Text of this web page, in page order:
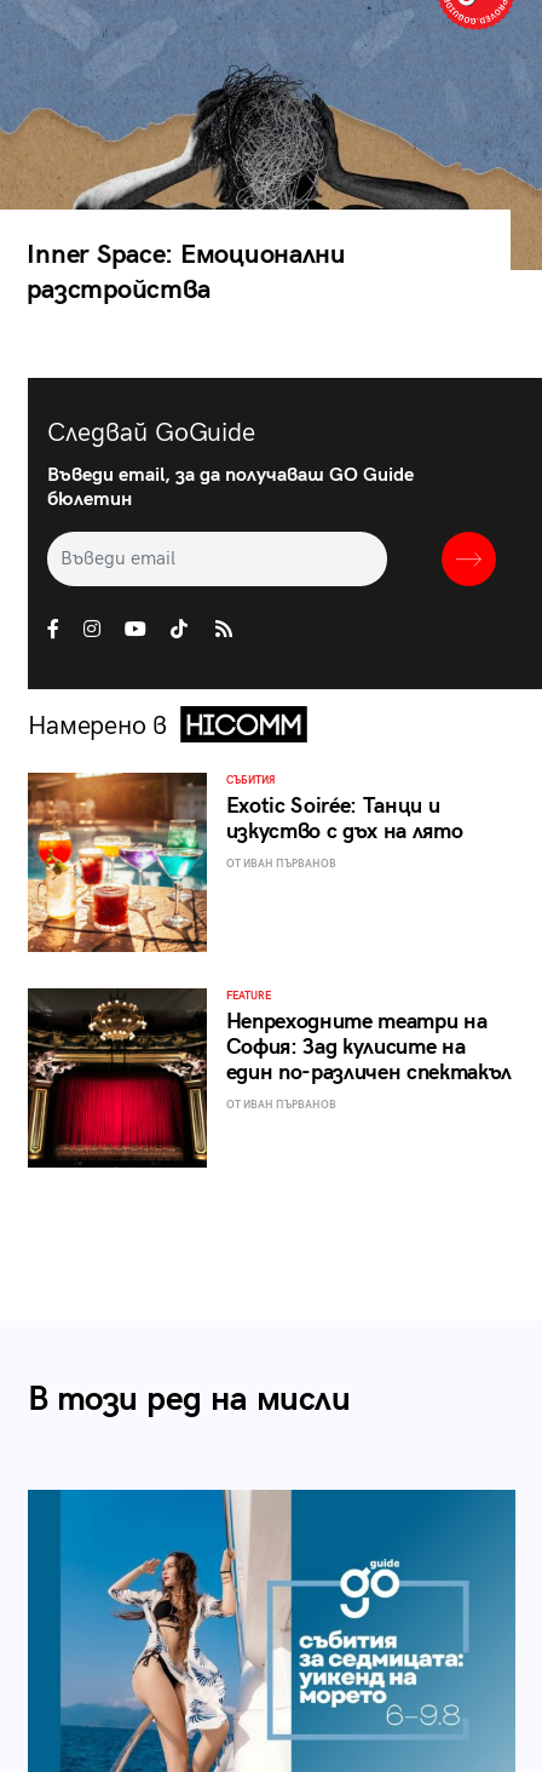
Inner Space: Емоционални
разстройства
Следвай GoGuide
Въведи email, за да получаваш GO Guide
бюлетин
Намерено в
СЪБИТИЯ
Exotic Soirée: Танци и
изкуство с дъх на лято
ОТ ИВАН ПЪРВАНОВ
FEATURE
Непреходните театри на
София: Зад кулисите на
един по-различен спектакъл
ОТ ИВАН ПЪРВАНОВ
В този ред на мисли